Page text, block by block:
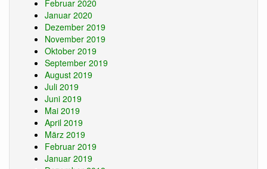
Februar 2020
Januar 2020
Dezember 2019
November 2019
Oktober 2019
September 2019
August 2019
Juli 2019
Juni 2019
Mai 2019
April 2019
März 2019
Februar 2019
Januar 2019